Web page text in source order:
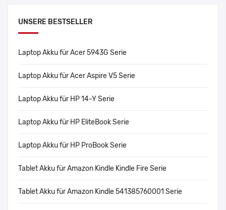
UNSERE BESTSELLER
Laptop Akku für Acer 5943G Serie
Laptop Akku für Acer Aspire V5 Serie
Laptop Akku für HP 14-Y Serie
Laptop Akku für HP EliteBook Serie
Laptop Akku für HP ProBook Serie
Tablet Akku für Amazon Kindle Kindle Fire Serie
Tablet Akku für Amazon Kindle 541385760001 Serie